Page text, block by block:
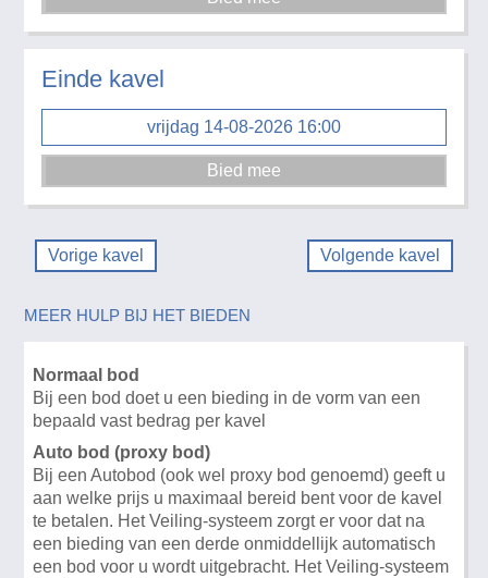
Einde kavel
vrijdag 14-08-2026 16:00
Vorige kavel Volgende kavel
MEER HULP BIJ HET BIEDEN
Normaal bod
Bij een bod doet u een bieding in de vorm van een
bepaald vast bedrag per kavel
Auto bod (proxy bod)
Bij een Autobod (ook wel proxy bod genoemd) geeft u
aan welke prijs u maximaal bereid bent voor de kavel
te betalen. Het Veiling-systeem zorgt er voor dat na
een bieding van een derde onmiddellijk automatisch
een bod voor u wordt uitgebracht. Het Veiling-systeem